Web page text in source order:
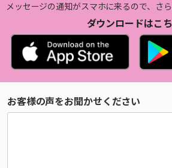
メッセージの通知がスマホに来るので、さら
ダウンロードはこ
お客様の声をお聞かせください